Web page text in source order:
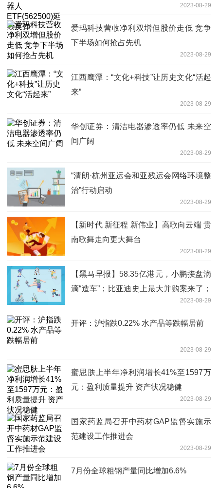
2023-08-29
爱玛科技营收净利双增但股价走低 竞争
下半场如何抢占先机
2023-08-29
江西鹰潭：“文化+科技”让历史文化“活起
来”
2023-08-29
华创证券：清洁电器渗透率仍低 未来空
间广阔
2023-08-29
“清朗·杭州亚运会和亚残运会网络环境整
治”行动启动
2023-08-29
【新时代 新征程 新伟业】高歌向云端 贵
南歌舞走向更大舞台
2023-08-29
【黑马早报】58.35亿港元，小鹏接盘滴
滴“造车”；比亚迪史上最大并购案来了；
董明珠怒斥员工吃着碗里看着锅里；家乐
福广深门店已全部关闭...
2023-08-29
开评：沪指跌0.22% 水产品等跌幅居前
2023-08-29
蜜思肤上半年净利润增长41%至1597万
元：盈利质量提升 资产状况稳健
2023-08-29
国家药监局召开中药材GAP监督实施示
范建设工作推进会
2023-08-29
7月份全球粗钢产量同比增加6.6%